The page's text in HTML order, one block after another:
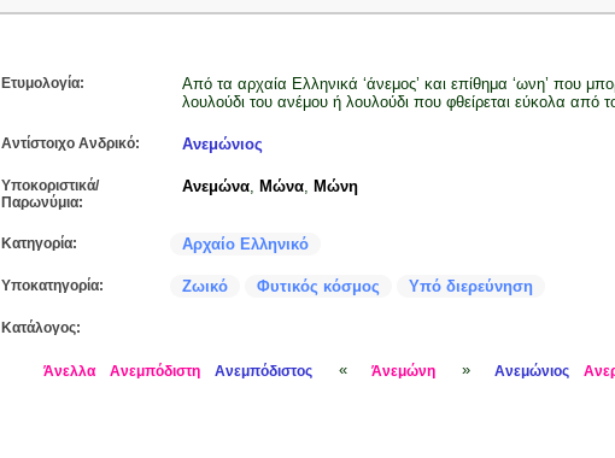
Ετυμολογία:
Από τα αρχαία Ελληνικά ‘άνεμος’ και επίθημα ‘ωνη’ που
λουλούδι του ανέμου ή λουλούδι που φθείρεται εύκολα από
Αντίστοιχο Ανδρικό: Ανεμώνιος
Υποκοριστικά/
Παρωνύμια:
Ανεμώνα, Μώνα, Μώνη
Κατηγορία: Αρχαίο Ελληνικό
Υποκατηγορία: Ζωικό Φυτικός κόσμος Υπό διερεύνηση
Κατάλογος:
Άνελλα Ανεμπόδιστη Ανεμπόδιστος « Άνεμώνη » Ανεμώνιος